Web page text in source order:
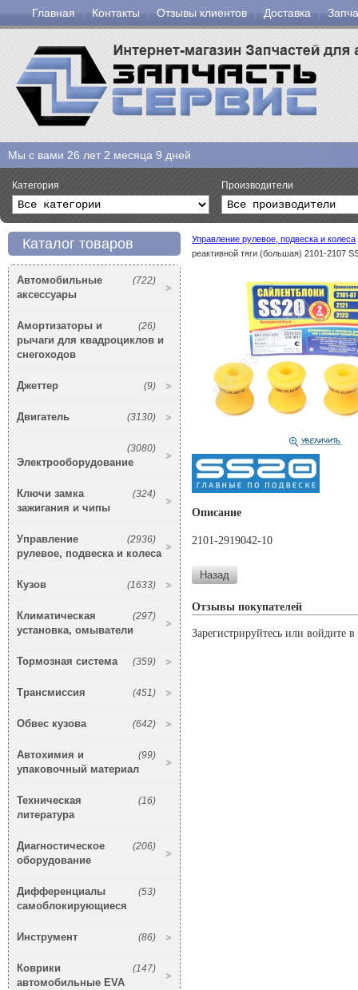
Главная Контакты Отзывы клиентов Доставка
Мы с вами 26 лет 2 месяца 9 дней
Категория Производители
Каталог товаров
(722)
Автомобильные
аксессуары
(26)
Амортизаторы и
рычаги для квадроциклов и
снегоходов
(9)
Джеттер
(3130)
Двигатель
(3080)
Электрооборудование
(324)
Ключи замка
зажигания и чипы
(2936)
Управление
рулевое, подвеска и колеса
(1633)
Кузов
(297)
Климатическая
установка, омыватели
(359)
Тормозная система
(451)
Трансмиссия
(642)
Обвес кузова
(99)
Автохимия и
упаковочный материал
(16)
Техническая
литература
(206)
Диагностическое
оборудование
(53)
Дифференциалы
самоблокирующиеся
(86)
Инструмент
(147)
Коврики
автомобильные EVA
Управление рулевое, подвеска и колеса
реактивной тяги (большая) 2101-2107
Описание
2101-2919042-10
Отзывы покупателей
Зарегистрируйтесь или войдите